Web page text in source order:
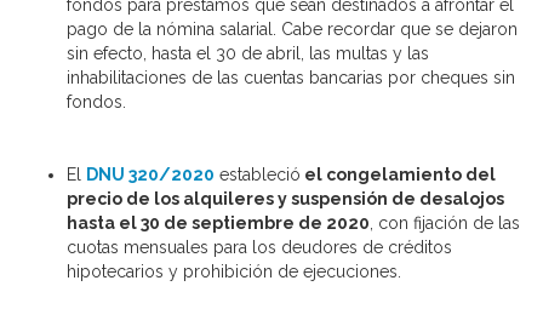
fondos para préstamos que sean destinados a afrontar el
pago de la nómina salarial. Cabe recordar que se dejaron
sin efecto, hasta el 30 de abril, las multas y las
inhabilitaciones de las cuentas bancarias por cheques sin
fondos.
El DNU 320/2020 estableció el congelamiento del
precio de los alquileres y suspensión de desalojos
hasta el 30 de septiembre de 2020 , con fijación de las
cuotas mensuales para los deudores de créditos
hipotecarios y prohibición de ejecuciones.